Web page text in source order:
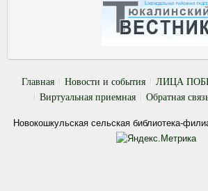
Главная Новости и события ЛИЦА
Виртуальная приемная
Обратная
Новокошкульская сельская библиотека-